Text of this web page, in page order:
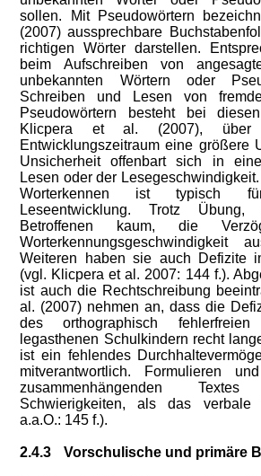
sollen. Mit Pseudowörtern
(2007) aussprechbare
richtigen Wörter darstellen.
beim Aufschreiben von
unbekannten Wörtern oder
Schreiben und Lesen von
Pseudowörtern besteht bei
Klicpera et al. (2007), über
Entwicklungszeitraum eine größere
Unsicherheit offenbart sich in
Lesen oder der
Worterkennen ist typisch
Leseentwicklung. Trotz
Betroffenen kaum, die
Worterkennungsgeschwindigkeit
Weiteren haben sie auch Defizite
(vgl. Klicpera et al. 2007: 144 f.).
ist auch die Rechtschreibung
al. (2007) nehmen an, dass die
des orthographisch
legasthenen Schulkindern recht
ist ein fehlendes
mitverantwortlich. Formulieren
zusammenhängenden
Schwierigkeiten, als das verbale
a.a.O.: 145 f.).
2.4.3 Vorschulische und primäre